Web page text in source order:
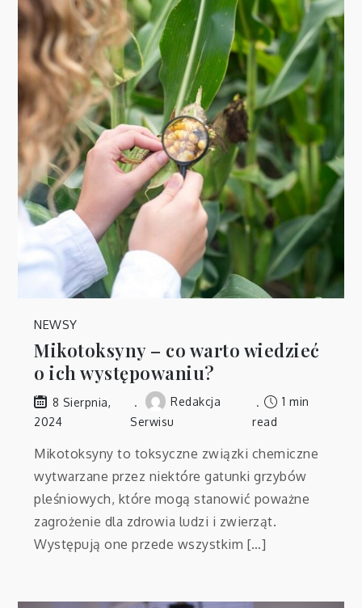
NEWSY
Mikotoksyny – co warto wiedzieć
o ich występowaniu?
8 Sierpnia,
2024
Redakcja
Serwisu
1 min
read
Mikotoksyny to toksyczne związki chemiczne
wytwarzane przez niektóre gatunki grzybów
pleśniowych, które mogą stanowić poważne
zagrożenie dla zdrowia ludzi i zwierząt.
Występują one przede wszystkim […]